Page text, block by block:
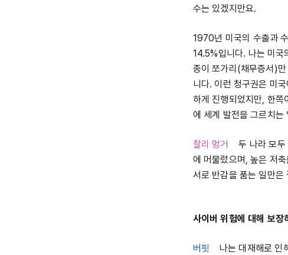
수는 있겠지만요.
1970년 미국의 수출과
14.5%입니다. 나는 미국
종이 쪼가리(채무증서)
니다. 이런 청구권은 미
하게 진행되었지만, 한
에 세계 발전을 그르치는
찰리 멍거
두 나라 모두
에 머물렀으며, 높은 저
서로 반감을 품는 일만은
사이버 위험에 대해 보장
버핏
나는 대재해로 인